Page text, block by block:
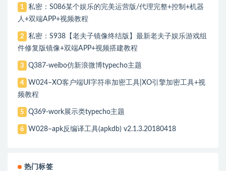
1
私密：S086某个娱乐的完美运营版/代理完整+控制+机器
人+双端APP+视频教程
2
私密：S938【老夫子镜像终结版】最新老夫子娱乐游戏组
件修复版镜像+双端APP+视频搭建教程
3 Q387-weibo仿新浪微博typecho主题
4
W024–XO客户端UI字符串加密工具|XO引擎加密工具+视
频教程
5 Q369-work展示类typecho主题
6 W028–apk反编译工具(apkdb) v2.1.3.20180418
热门标签